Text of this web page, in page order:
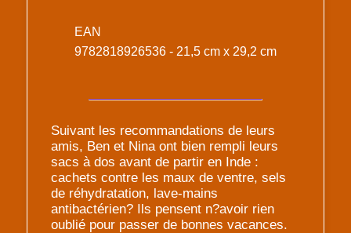
EAN
9782818926536 - 21,5 cm x 29,2 cm
Suivant les recommandations de leurs
amis, Ben et Nina ont bien rempli leurs
sacs à dos avant de partir en Inde :
cachets contre les maux de ventre, sels
de réhydratation, lave-mains
antibactérien? Ils pensent n?avoir rien
oublié pour passer de bonnes vacances.